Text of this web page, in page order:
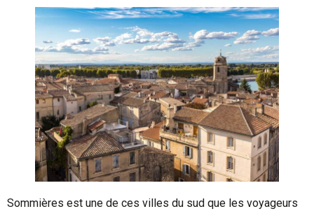
Sommières est une de ces villes du sud que les voyageurs